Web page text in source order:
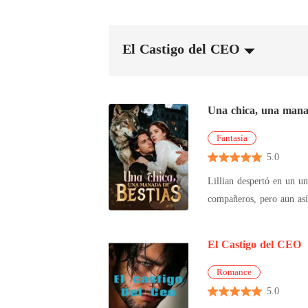
El Castigo del CEO
Una chica, una
Fantasía
5.0
Lillian despertó en un universo de licántropos
compañeros, pero aun
compañero fue un
terminara su vínculo por sí misma. El tercer compañero fue el Creador de los vampiros, con más de mil
hermana y dejó claro que no tenía
El Castigo del CEO
Romance
5.0